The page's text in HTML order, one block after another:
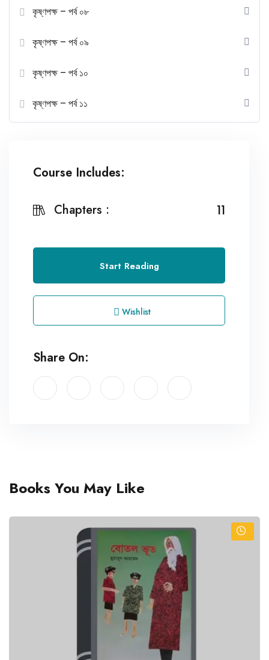
কৃষ্ণপক্ষ – পর্ব ০৮
কৃষ্ণপক্ষ – পর্ব ০৯
কৃষ্ণপক্ষ – পর্ব ১০
কৃষ্ণপক্ষ – পর্ব ১১
Course Includes:
Chapters : 11
Start Reading
Wishlist
Share On:
Books You May Like